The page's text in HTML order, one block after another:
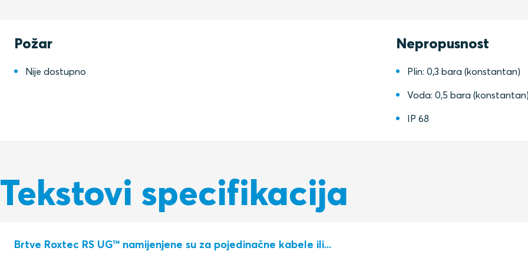
Požar
Nije dostupno
Nepropusnost
Plin: 0,3 bara (konstantan)
Voda: 0,5 bara (konstantan)
IP 68
Tekstovi specifikacija
Brtve Roxtec RS UG™ namijenjene su za pojedinačne kabele ili...